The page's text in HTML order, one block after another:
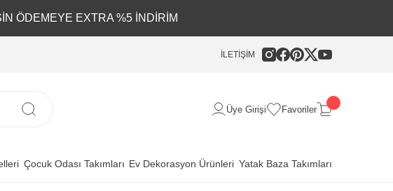
ÖDEMEYE EXTRA %5 İNDİRİM
İLETİŞİM
Üye Girişi Favoriler
Çocuk Odası Takımları Ev Dekorasyon Ürünleri Yatak Baza Takımları